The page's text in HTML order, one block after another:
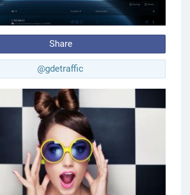
Share
@gdetraffic